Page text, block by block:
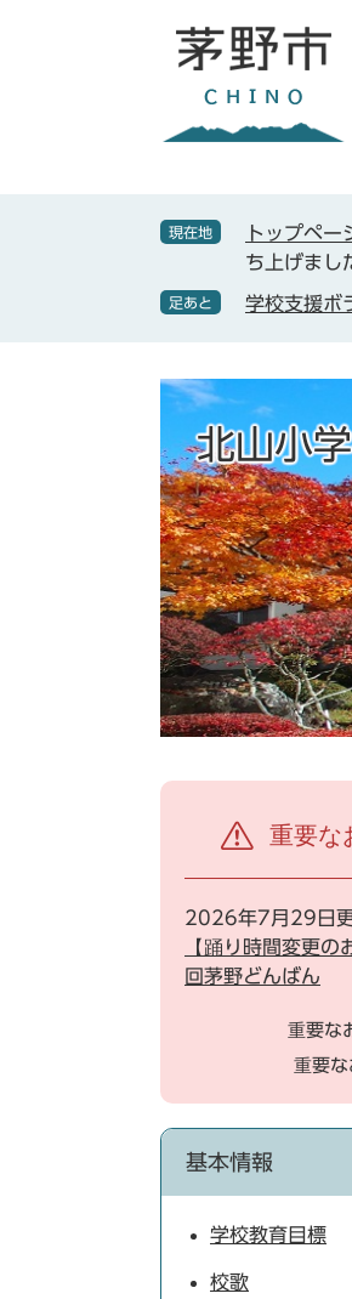
現在地 トップペー
ち上げまし
足あと 学校支援ボ
北山小
重要な
2026年7月29日
【踊り時間変更
回茅野どんばん
重要な
重要な
基本情報
学校教育目標
校歌